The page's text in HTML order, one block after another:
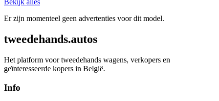
Bekijk alles
Er zijn momenteel geen advertenties voor dit model.
tweedehands.autos
Het platform voor tweedehands wagens, verkopers en
geïnteresseerde kopers in België.
Info